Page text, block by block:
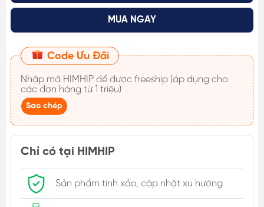
MUA NGAY
Code Ưu Đãi
Nhập mã HIMHIP
các đơn hàng từ 1 triệu)
Sao chép
Chỉ có tại HIMHIP
Sản phẩm tinh xảo, cập nhật xu hướng